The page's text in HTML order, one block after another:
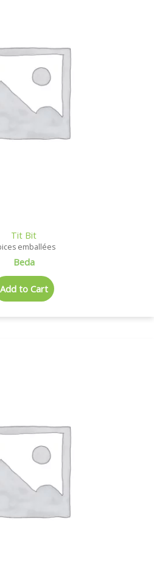
Tit Bit
emballées
Beda
Add to Cart